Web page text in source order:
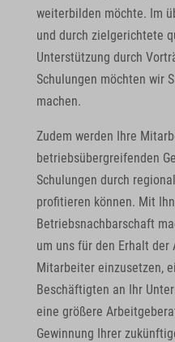
weiterbilden möchte. Im
und durch zielgerichtete
Unterstützung durch
Schulungen möchten wir
machen.
Zudem werden Ihre
betriebsübergreifenden
Schulungen durch
profitieren können. Mit
Betriebsnachbarschaft
um uns für den Erhalt
Mitarbeiter einzusetzen,
Beschäftigten an Ihr
eine größere
Gewinnung Ihrer